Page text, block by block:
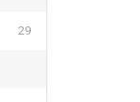
29